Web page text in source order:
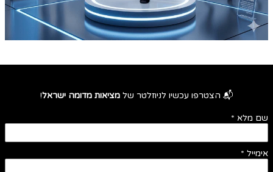
📬 הצטרפו עכשיו לניוזלטר של מציאות מדומה ישראל!
שם מלא *
אימייל *